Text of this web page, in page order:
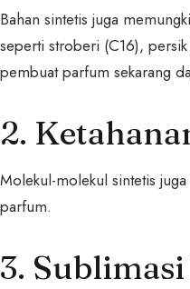
Bahan sintetis juga
seperti stroberi (C16),
pembuat parfum sekarang
2.
Molekul-molekul sintetis
parfum.
3.